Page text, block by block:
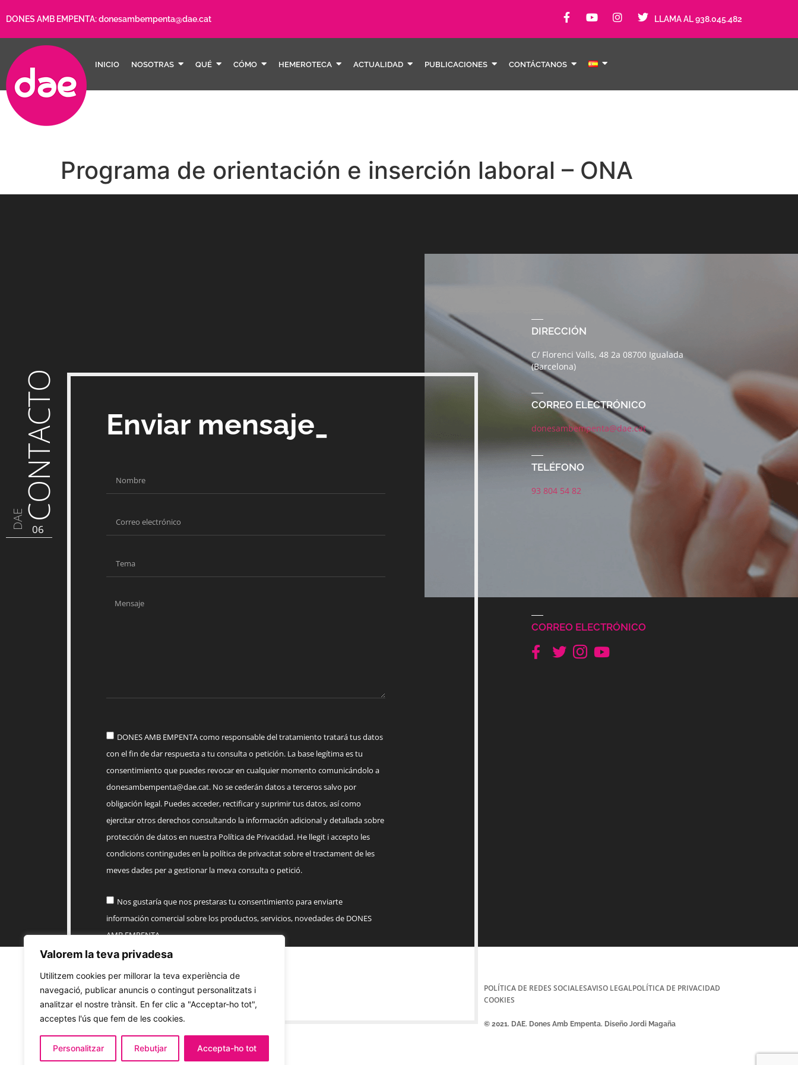
Valorem la teva privadesa
Utilitzem cookies per millorar la teva experiència de
navegació, publicar anuncis o contingut personalitzats i
analitzar el nostre trànsit. En fer clic a "Acceptar-ho tot",
acceptes l'ús que fem de les cookies.
Personalitzar Rebutjar Accepta-ho tot
DONES AMB EMPENTA:donesambempenta@dae.cat LLAMA AL 938.045.482
INICIO NOSOTRAS QUÉ CÓMO HEMEROTECA ACTUALIDAD PUBLICACIONES CONTÁCTANOS
Programa de orientación e inserción laboral – ONA
DAE CONTACTO
06
Enviar mensaje_
DONES AMB EMPENTA como responsable del tratamiento tratará tus datos
con el fin de dar respuesta a tu consulta o petición. La base legítima es tu
consentimiento que puedes revocar en cualquier momento comunicándolo a
donesambempenta@dae.cat. No se cederán datos a terceros salvo por
obligación legal. Puedes acceder, rectificar y suprimir tus datos, así como
ejercitar otros derechos consultando la información adicional y detallada sobre
protección de datos en nuestra Política de Privacidad. He llegit i accepto les
condicions contingudes en la política de privacitat sobre el tractament de les
meves dades per a gestionar la meva consulta o petició.
Nos gustaría que nos prestaras tu consentimiento para enviarte
información comercial sobre los productos, servicios, novedades de DONES
AMB EMPENTA
Enviar
DIRECCIÓN
C/ Florenci Valls, 48 2a 08700 Igualada
(Barcelona)
CORREO ELECTRÓNICO
donesambempenta@dae.cat
TELÉFONO
93 804 54 82
CORREO ELECTRÓNICO
POLÍTICA DE REDES SOCIALESAVISO LEGALPOLÍTICA DE PRIVACIDAD
COOKIES
© 2021. DAE. Dones Amb Empenta. Diseño Jordi Magaña